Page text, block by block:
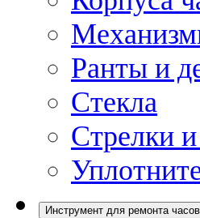
Ранты и
Стекла
Стрелки
Инструмент для ремонта